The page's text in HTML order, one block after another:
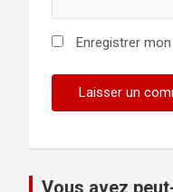
Enregistrer
Vous avez